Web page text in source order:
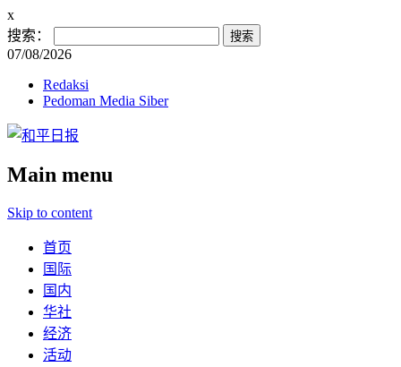
x
搜索：
07/08/2026
Redaksi
Pedoman Media Siber
Main menu
Skip to content
首页
国际
国内
华社
经济
活动